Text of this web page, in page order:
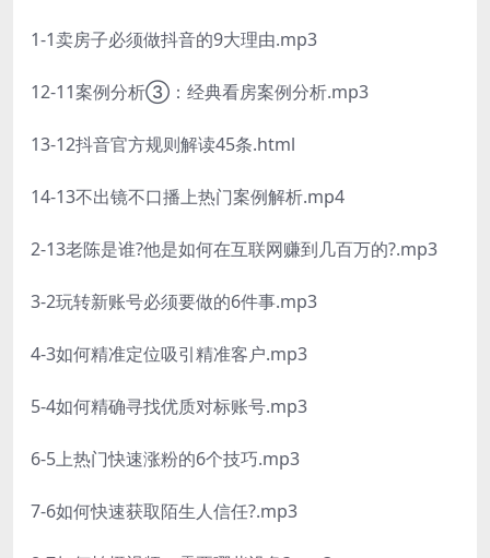
1-1卖房子必须做抖音的9大理由.mp3
12-11案例分析③：经典看房案例分析.mp3
13-12抖音官方规则解读45条.html
14-13不出镜不口播上热门案例解析.mp4
2-13老陈是谁?他是如何在互联网赚到几百万的?.mp3
3-2玩转新账号必须要做的6件事.mp3
4-3如何精准定位吸引精准客户.mp3
5-4如何精确寻找优质对标账号.mp3
6-5上热门快速涨粉的6个技巧.mp3
7-6如何快速获取陌生人信任?.mp3